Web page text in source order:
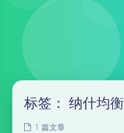
标签： 纳什均衡
1 篇文章